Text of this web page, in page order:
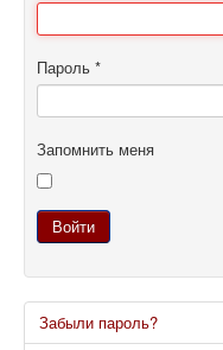
Пароль *
Запомнить меня
Войти
Забыли пароль?